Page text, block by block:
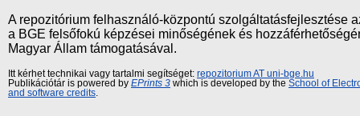
A repozitórium felhasználó-központú szolgáltatásfejlesztése
a BGE felsőfokú képzései minőségének és
Magyar Állam támogatásával.
Itt kérhet technikai vagy tartalmi segítséget: repozitorium AT uni-bge.hu
Publikációtár is powered by EPrints 3 which is developed by the School of
and software credits